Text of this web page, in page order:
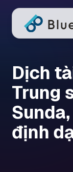
Dịch
Trung
định